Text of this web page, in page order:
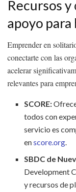
Recursos
apoyo para
Emprender en
conectarte con las
acelerar
relevantes para
SCORE:
todos con
servicio es
enscore.org.
SBDC de
Development
y recursos de